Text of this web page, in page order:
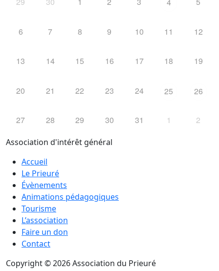
6 7 8 9 10 11 12
13 14 15 16 17 18 19
20 21 22 23 24 25 26
27 28 29 30 31 1 2
Association d'intérêt général
Accueil
Le Prieuré
Évènements
Animations pédagogiques
Tourisme
L’association
Faire un don
Contact
Copyright © 2026 Association du Prieuré